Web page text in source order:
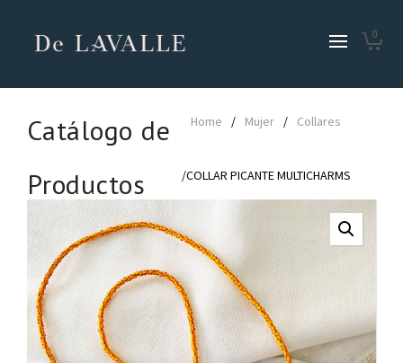
0
Catálogo de
Productos
Home / Mujer / Collares
/COLLAR PICANTE MULTICHARMS